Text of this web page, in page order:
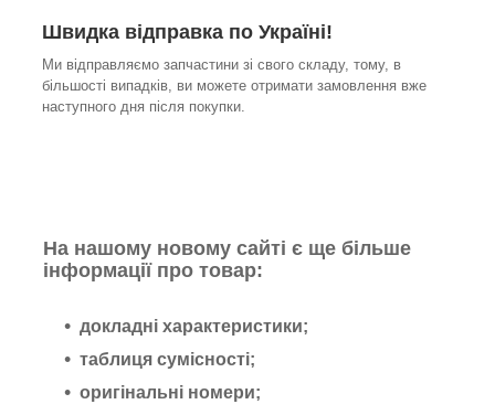
Швидка відправка по Україні!
Ми відправляємо запчастини зі свого складу, тому, в
більшості випадків, ви можете отримати замовлення вже
наступного дня після покупки.
На нашому новому сайті є ще більше
інформації про товар:
докладні характеристики;
таблиця сумісності;
оригінальні номери;